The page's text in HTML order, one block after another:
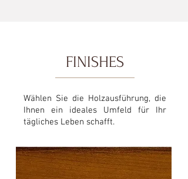
FINISHES
Wählen Sie die Holzausführung, die
Ihnen ein ideales Umfeld für Ihr
tägliches Leben schafft.